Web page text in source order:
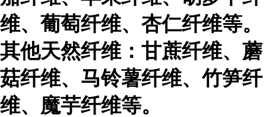
维、葡萄纤维、杏仁纤维等。
其他天然纤维：甘蔗纤维、蘑
菇纤维、马铃薯纤维、竹笋纤
维、魔芋纤维等。